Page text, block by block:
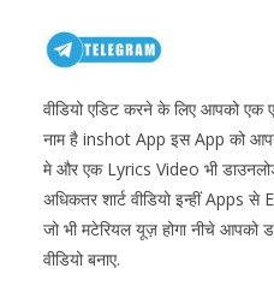
वीडियो एडिट करने के लिए आपको एक
नाम है inshot App इस App को
मे और एक Lyrics Video भी
अधिकतर शार्ट वीडियो इन्हीं Apps
जो भी मटेरियल यूज़ होगा नीचे आपको
वीडियो बनाए.